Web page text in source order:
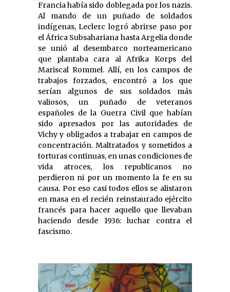
Francia había sido doblegada por los nazis.
Al mando de un puñado de soldados
indígenas, Leclerc logró abrirse paso por
el África Subsahariana hasta Argelia donde
se unió al desembarco norteamericano
que plantaba cara al Afrika Korps del
Mariscal Rommel. Allí, en los campos de
trabajos forzados, encontró a los que
serían algunos de sus soldados más
valiosos, un puñado de veteranos
españoles de la Guerra Civil que habían
sido apresados por las autoridades de
Vichy y obligados a trabajar en campos de
concentración. Maltratados y sometidos a
torturas continuas, en unas condiciones de
vida atroces, los republicanos no
perdieron ni por un momento la fe en su
causa. Por eso casi todos ellos se alistaron
en masa en el recién reinstaurado ejército
francés para hacer aquello que llevaban
haciendo desde 1936: luchar contra el
fascismo.